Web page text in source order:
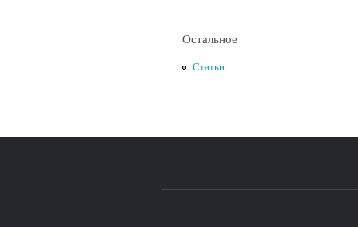
Остальное
Статьи